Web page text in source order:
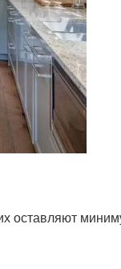
оставляют